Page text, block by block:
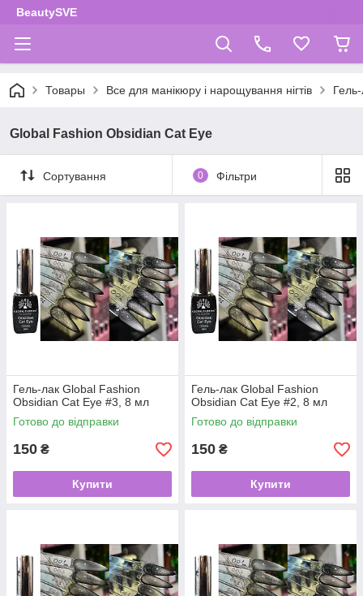
BeautySVE
Товары Все для манікюру і нарощування нігтів
Global Fashion Obsidian Cat Eye
Сортування 0 Фільтри
Гель-лак Global Fashion
Obsidian Cat Eye #3, 8 мл
Готово до відправки
150 ₴
Купити
Гель-лак Global Fashion
Obsidian Cat Eye #2, 8 мл
Готово до відправки
150 ₴
Купити